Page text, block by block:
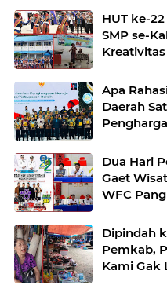
HUT ke-
SMP se-
Kreativitas
Apa
Daerah
Dua Hari
Gaet
WFC
Dipindah
Pemkab,
Kami Gak